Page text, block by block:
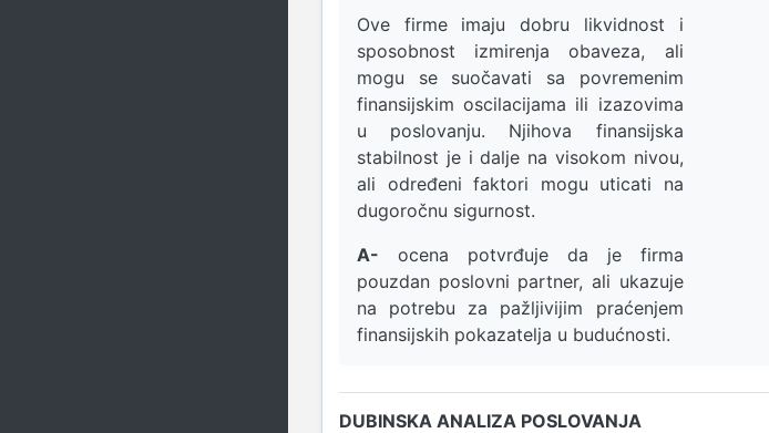
Ove firme imaju dobru likvidnost i
sposobnost izmirenja obaveza, ali
mogu se suočavati sa povremenim
finansijskim oscilacijama ili izazovima
u poslovanju. Njihova finansijska
stabilnost je i dalje na visokom nivou,
ali određeni faktori mogu uticati na
dugoročnu sigurnost.
A- ocena potvrđuje da je firma
pouzdan poslovni partner, ali ukazuje
na potrebu za pažljivijim praćenjem
finansijskih pokazatelja u budućnosti.
DUBINSKA ANALIZA POSLOVANJA